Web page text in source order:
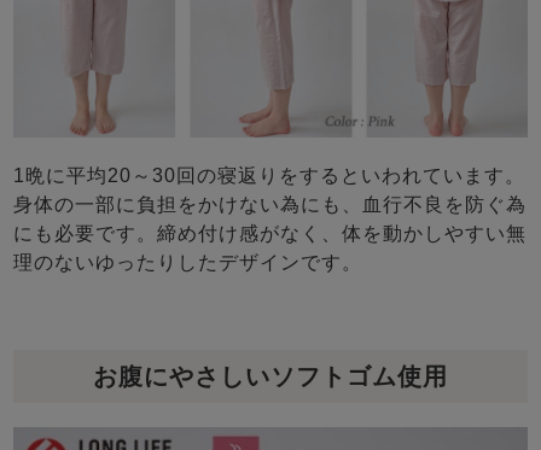
1晩に平均20～30回の寝返りをするといわれています。
身体の一部に負担をかけない為にも、血行不良を防ぐ為
にも必要です。締め付け感がなく、体を動かしやすい無
理のないゆったりしたデザインです。
お腹にやさしいソフトゴム使用